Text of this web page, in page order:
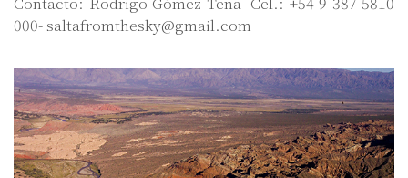
000- saltafromthesky@gmail.com